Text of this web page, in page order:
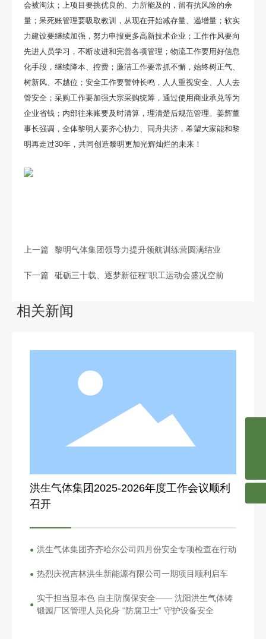
会被淘汰；上项目要挑优良的、力所能及的，留有抗风险的余
量；呆死账管理要吸取教训，从现在开始减存量、遏增量；软实
力建设要继续加强，努力申报更多高新技术企业；工作作风要向
先进人员学习，不断改进和完善各项管理；物流工作要用好信息
化手段，继续降本、控费；廉洁工作要常抓不懈，始终树正气、
树新风、不越位；安全工作要警钟长鸣，人人重视安全、人人去
管安全；采购工作要加强大宗采购统筹，通过使用商业承兑等为
企业省钱；内部往来账要及时清算，理清楚后规范管理。姜辉董
事长强调，全体黎明人要齐心协力、同舟共济，希望大家能和黎
明再走过30年，共同创造黎明更加光辉灿烂的未来！
上一篇 黎明气体集团领导力提升领航训练营圆满结业
下一篇 砥砺三十载、逐梦新征程”职工运动会盛况空前
相关新闻
洪生气体集团2025-2026年度工作会议顺利
召开
● 洪生气体集团齐齐哈尔公司四月份安全专项检查在行动
● 热烈庆祝吉林洪生新能源有限公司一期项目顺利启车
●
实干担当显本色 自主防腐保安全—— 沈阳洪生气体铸
锻园厂区管理人员化身 “防腐卫士” 守护设备安全
4006-000-848
4006-000-848